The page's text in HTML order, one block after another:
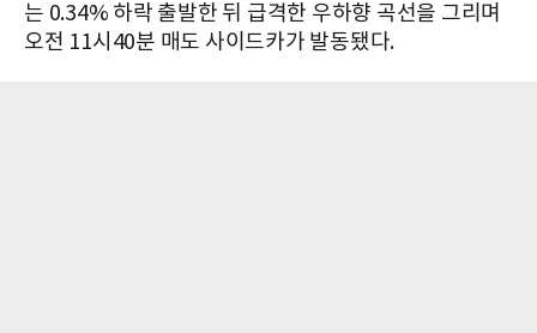
는 0.34% 하락 출발한 뒤 급격한 우하향 곡선을 그리며
오전 11시40분 매도 사이드카가 발동됐다.